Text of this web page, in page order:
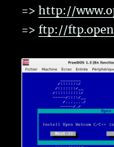
=> http://
=> ftp://